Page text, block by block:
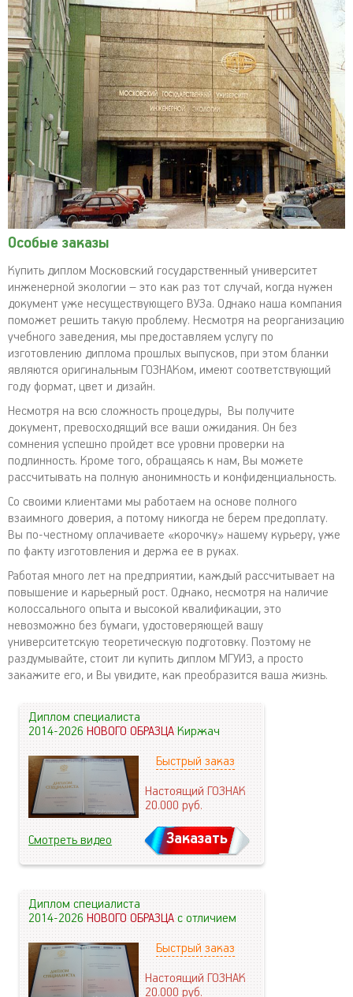
Особые заказы
Купить диплом Московский государственный университет
инженерной экологии – это как раз тот случай, когда нужен
документ уже несуществующего ВУЗа. Однако наша компания
поможет решить такую проблему. Несмотря на реорганизацию
учебного заведения, мы предоставляем услугу по
изготовлению диплома прошлых выпусков, при этом бланки
являются оригинальным ГОЗНАКом, имеют соответствующий
году формат, цвет и дизайн.
Несмотря на всю сложность процедуры, Вы получите
документ, превосходящий все ваши ожидания. Он без
сомнения успешно пройдет все уровни проверки на
подлинность. Кроме того, обращаясь к нам, Вы можете
рассчитывать на полную анонимность и конфиденциальность.
Со своими клиентами мы работаем на основе полного
взаимного доверия, а потому никогда не берем предоплату.
Вы по-честному оплачиваете «корочку» нашему курьеру, уже
по факту изготовления и держа ее в руках.
Работая много лет на предприятии, каждый рассчитывает на
повышение и карьерный рост. Однако, несмотря на наличие
колоссального опыта и высокой квалификации, это
невозможно без бумаги, удостоверяющей вашу
университетскую теоретическую подготовку. Поэтому не
раздумывайте, стоит ли купить диплом МГУИЭ, а просто
закажите его, и Вы увидите, как преобразится ваша жизнь.
Диплом специалиста
2014-2026НОВОГО ОБРАЗЦАКиржач
Быстрый заказ
Настоящий ГОЗНАК
20.000руб.
Смотреть видео Заказать
Диплом специалиста
2014-2026НОВОГО ОБРАЗЦАс отличием
Быстрый заказ
Настоящий ГОЗНАК
20.000руб.